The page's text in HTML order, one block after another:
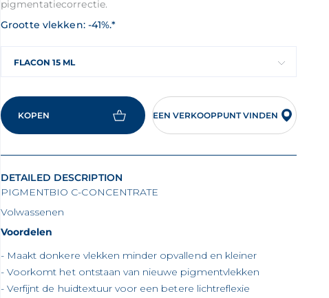
pigmentatiecorrectie.
Grootte vlekken: -41%.*
FLACON 15 ML
KOPEN EEN VERKOOPPUNT VINDEN
DETAILED DESCRIPTION
PIGMENTBIO C-CONCENTRATE
Volwassenen
Voordelen
Maakt donkere vlekken minder opvallend en kleiner
Voorkomt het ontstaan van nieuwe pigmentvlekken
Verfijnt de huidtextuur voor een betere lichtreflexie